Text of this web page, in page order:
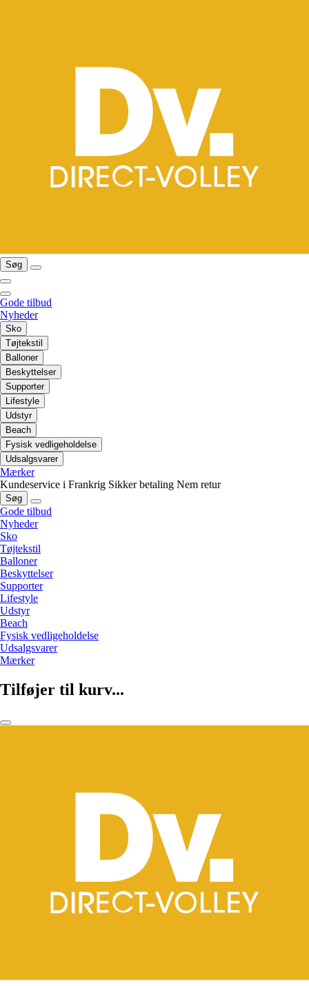
Søg
Gode tilbud
Nyheder
Sko
Tøjtekstil
Balloner
Beskyttelser
Supporter
Lifestyle
Udstyr
Beach
Fysisk vedligeholdelse
Udsalgsvarer
Mærker
Kundeservice i Frankrig Sikker betaling Nem retur
Søg
Gode tilbud
Nyheder
Sko
Tøjtekstil
Balloner
Beskyttelser
Supporter
Lifestyle
Udstyr
Beach
Fysisk vedligeholdelse
Udsalgsvarer
Mærker
Tilføjer til kurv...